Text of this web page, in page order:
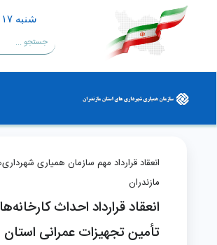
شنبه ۱۷ مرداد ۱۴۰۵
انعقاد قرارداد مهم سازمان همیاری
مازندران
انعقاد قرارداد احداث
تأمین تجهیزات عمرانی استان